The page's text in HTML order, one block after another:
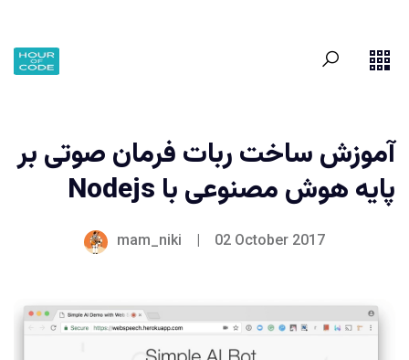
آموزش ساخت ربات فرمان صوتی بر
پایه هوش مصنوعی با Nodejs
mam_niki | 02 October 2017